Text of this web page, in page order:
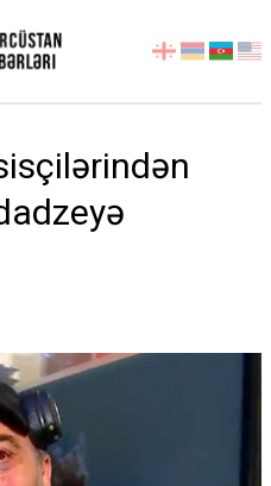
აირჩიეთ